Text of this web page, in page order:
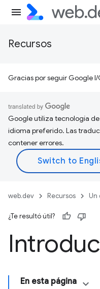
Recursos
Gracias por seguir Google I/
Google utiliza tecnología
idioma preferido. Las
contener errores.
web.dev Recursos Un
¿Te resultó útil?
En esta página